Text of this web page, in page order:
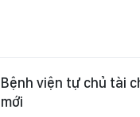
Bệnh viện tự chủ tài
mới